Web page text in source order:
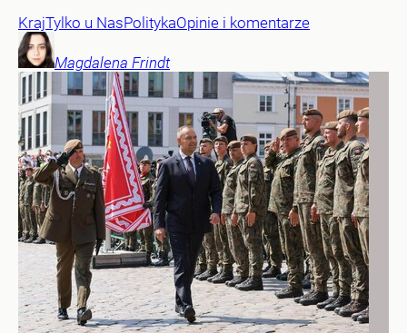
KrajTylko u NasPolitykaOpinie i komentarze
Magdalena Frindt